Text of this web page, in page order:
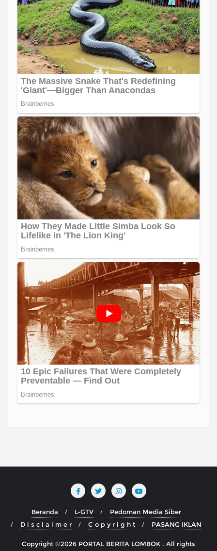
Beranda L-GTV
Pedoman Media Siber
D i s c l a i m e r
C o p y r i g h t PASANG IKLAN
Copyright ©2026 PORTAL BERITA LOMBOK . All rights